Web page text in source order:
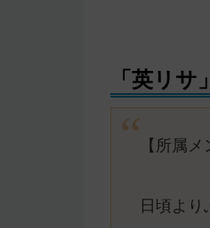
「英リ
【所属
日頃よ